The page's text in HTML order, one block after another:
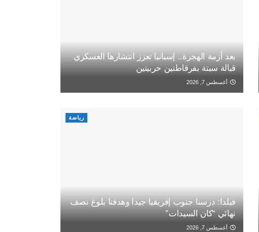
بعد أزمة الهجرة.. إسبانيا تعزز انتشارها العسكري
قبالة سبتة بفرقاطتين حربيتين
أغسطس 7, 2026
رياضة
فيلدا: درسنا جنوب إفريقيا جيدا وهدفنا بلوغ نصف
نهائي “كان السيدات”
أغسطس 7, 2026